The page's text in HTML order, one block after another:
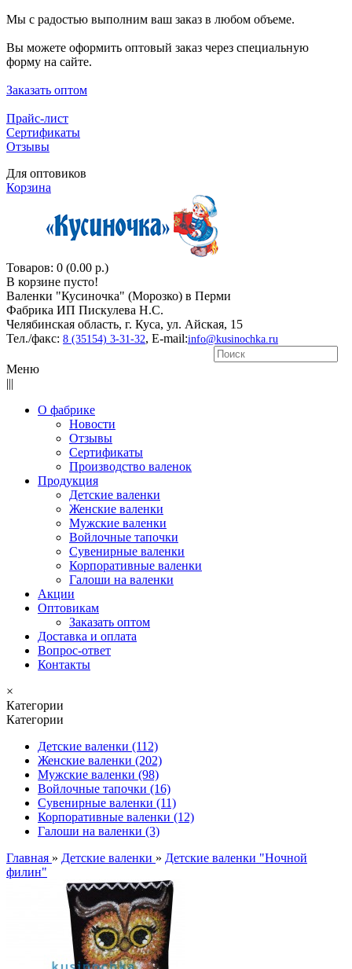
Мы с радостью выполним ваш заказ в любом объеме.
Вы можете оформить оптовый заказ через специальную
форму на сайте.
Заказать оптом
Прайс-лист
Сертификаты
Отзывы
Для оптовиков
Корзина
Товаров: 0 (0.00 р.)
В корзине пусто!
Валенки "Кусиночкa" (Морозко) в Перми
Фабрика ИП Пискулева Н.С.
Челябинская область, г. Куса, ул. Айская, 15
Тел./факс: 8 (35154) 3-31-32, E-mail:info@kusinochka.ru
Меню
|||
О фабрике
Новости
Отзывы
Сертификаты
Производство валенок
Продукция
Детские валенки
Женские валенки
Мужские валенки
Войлочные тапочки
Сувенирные валенки
Корпоративные валенки
Галоши на валенки
Акции
Оптовикам
Заказать оптом
Доставка и оплата
Вопрос-ответ
Контакты
×
Категории
Категории
Детские валенки (112)
Женские валенки (202)
Мужские валенки (98)
Войлочные тапочки (16)
Сувенирные валенки (11)
Корпоративные валенки (12)
Галоши на валенки (3)
Главная » Детские валенки » Детские валенки "Ночной
филин"